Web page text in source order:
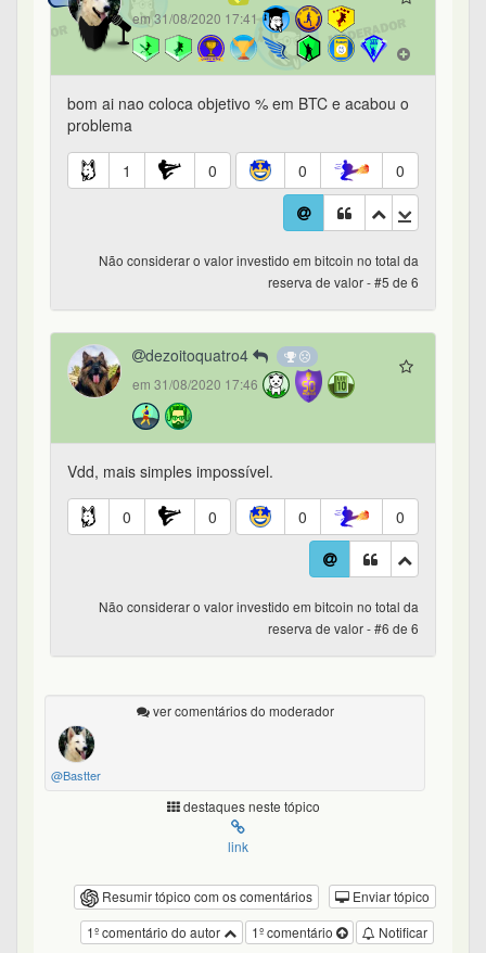
em 31/08/2020 17:41
bom ai nao coloca objetivo % em BTC e acabou o
problema
1 0 0 0
Não considerar o valor investido em bitcoin no total da
reserva de valor - #5 de 6
dezoitoquatro4
em 31/08/2020 17:46
Vdd, mais simples impossível.
0 0 0 0
Não considerar o valor investido em bitcoin no total da
reserva de valor - #6 de 6
ver comentários do moderador
@Bastter
destaques neste tópico
link
Resumir tópico com os comentários
Enviar tópico
Notificar
1º comentário
1º comentário do autor